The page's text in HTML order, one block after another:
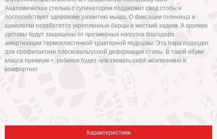
Анатомическая стелька с супинатором поддержит свод стопы и
поспособствует здоровому развитию мышц. О фиксации голенища и
щиколотки позаботятся укрепленные берцы и жесткий задник. А хрупкие
суставы будут защищены от чрезмерных нагрузок благодаря
амортизации термопластичной тракторной подошвы. Эта пара подходит
для профилактики плосковальгусной деформации стопы. В такой обуви
класса премиум +, ребенок будет чувствовать себя эксклюзивно и
комфортно!
Характеристики
Вниз